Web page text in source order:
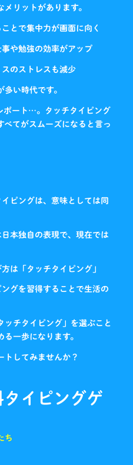
リットがあります。
とで集中力が画面に向く
や勉強の効率がアップ
のストレスも減少
い時代です。
ポート…。タッチタイピング
べてがスムーズになると言っ
ピングは、意味としては同
本独自の表現で、現在では
は「タッチタイピング」
グを習得することで生活の
ッチタイピング」を選ぶこと
一歩になります。
トしてみませんか？
イピングゲ
ち